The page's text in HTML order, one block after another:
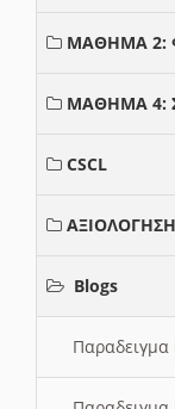
ΜΑΘΗΜΑ 2:
ΜΑΘΗΜΑ 4:
CSCL
ΑΞΙΟΛΟΓΗΣΗ
Blogs
Παραδειγμα